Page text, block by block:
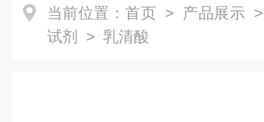
当前位置： 首页 > 产品展示
试剂
> 乳清酸